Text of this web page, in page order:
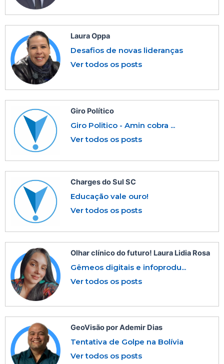
Laura Oppa
Desafios de novas lideranças
Ver todos os posts
Giro Político
Giro Politico - Amin cobra ...
Ver todos os posts
Charges do Sul SC
Educação vale ouro!
Ver todos os posts
Olhar clínico do futuro! Laura Lidia Rosa
Gêmeos digitais e infoprodu...
Ver todos os posts
GeoVisão por Ademir Dias
Tentativa de Golpe na Bolívia
Ver todos os posts